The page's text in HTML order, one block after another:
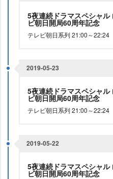
5夜連続ドラマスペシャ
ビ朝日開局60周年記念
テレビ朝日系列 21:00～22:24
2019-05-23
5夜連続ドラマスペシャ
ビ朝日開局60周年記念
テレビ朝日系列 21:00～22:24
2019-05-22
5夜連続ドラマスペシャ
ビ朝日開局60周年記念